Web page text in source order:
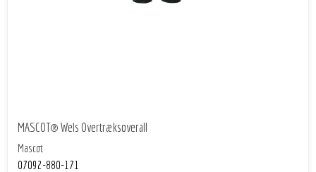
MASCOT® Wels Overtræksoverall
Mascot
07092-880-171